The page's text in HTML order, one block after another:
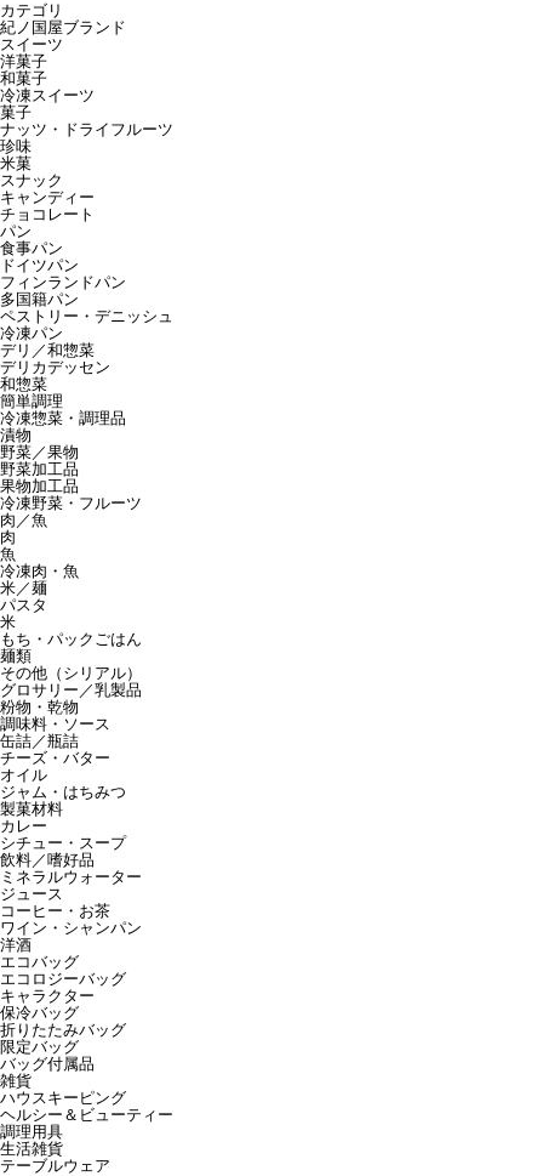
カテゴリ
紀ノ国屋ブランド
スイーツ
洋菓子
和菓子
冷凍スイーツ
菓子
ナッツ・ドライフルーツ
珍味
米菓
スナック
キャンディー
チョコレート
パン
食事パン
ドイツパン
フィンランドパン
多国籍パン
ペストリー・デニッシュ
冷凍パン
デリ／和惣菜
デリカデッセン
和惣菜
簡単調理
冷凍惣菜・調理品
漬物
野菜／果物
野菜加工品
果物加工品
冷凍野菜・フルーツ
肉／魚
肉
魚
冷凍肉・魚
米／麺
パスタ
米
もち・パックごはん
麺類
その他（シリアル）
グロサリー／乳製品
粉物・乾物
調味料・ソース
缶詰／瓶詰
チーズ・バター
オイル
ジャム・はちみつ
製菓材料
カレー
シチュー・スープ
飲料／嗜好品
ミネラルウォーター
ジュース
コーヒー・お茶
ワイン・シャンパン
洋酒
エコバッグ
エコロジーバッグ
キャラクター
保冷バッグ
折りたたみバッグ
限定バッグ
バッグ付属品
雑貨
ハウスキーピング
ヘルシー＆ビューティー
調理用具
生活雑貨
テーブルウェア